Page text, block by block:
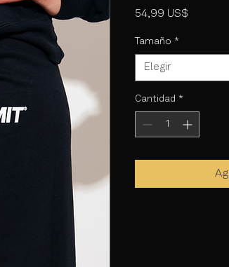
54,99 US$
Tamaño *
Elegir
Cantidad *